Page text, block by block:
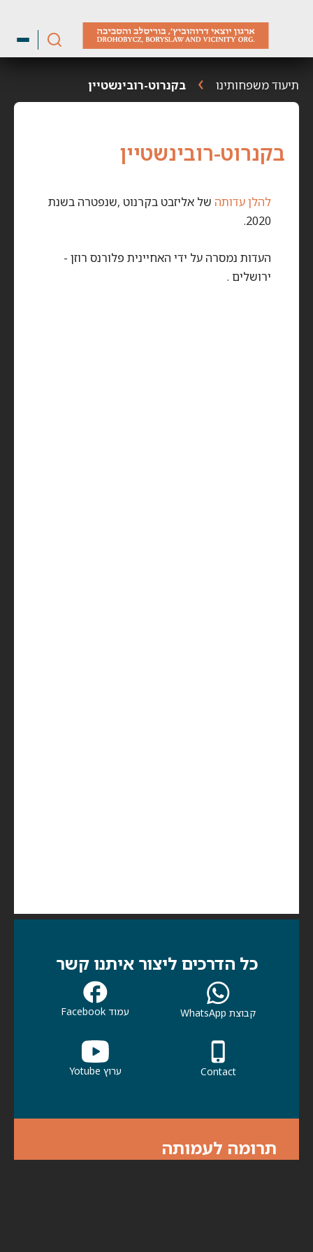
תיעוד משפחותינו בקנרוט-רובינשטיין
בקנרוט-רובינשטיין
להלן עדותה של אליזבט בקרנוט ,שנפטרה בשנת
2020.
העדות נמסרה על ידי האחיינית פלורנס רוזן -
ירושלים .
תרומה לעמותה
כל הדרכים ליצור איתנו קשר
קבוצת WhatsApp עמוד Facebook
Contact ערוץ Yotube